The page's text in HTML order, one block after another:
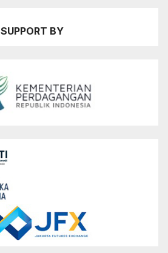
SUPPORT BY